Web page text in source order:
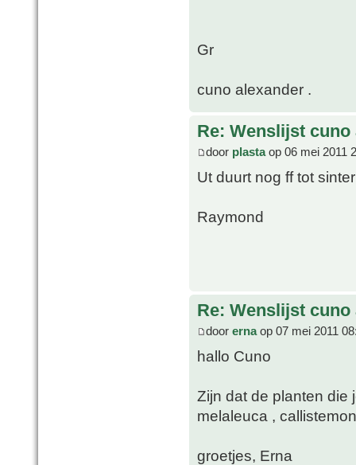
Gr
cuno alexander .
Re: Wenslijst cuno
door plastaop 06 mei 2011
Ut duurt nog ff tot
Raymond
Re: Wenslijst cuno
door ernaop 07 mei 2011
hallo Cuno
Zijn dat de planten die
melaleuca ,
groetjes, Erna